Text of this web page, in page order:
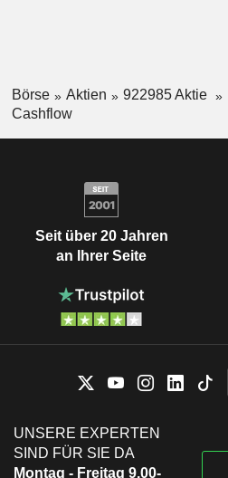
Börse Aktien 922985 Aktie
Cashflow
Seit über 20 Jahren
an Ihrer Seite
UNSERE EXPERTEN
SIND FÜR SIE DA
Montag - Freitag 9.00-